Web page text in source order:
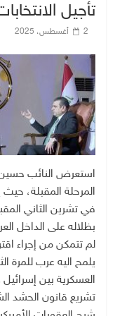
تأجيل
2 أغسطس، 2025
استعرض النائب
المرحلة المقبلة، حيث
في تشرين الثاني
بظلاله على الداخل
لم تتمكن من إجراء
يلمح اليه عرب للمرة
العسكرية بين
تشريع قانون الحشد